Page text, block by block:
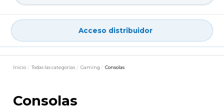
Acceso distribuidor
Inicio Todas las categorías Gaming Consolas
Consolas